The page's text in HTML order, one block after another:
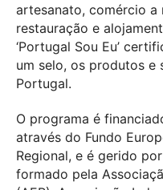
artesanato, comércio a
restauração e
‘Portugal Sou Eu’
um selo, os produtos e
Portugal.
O programa é
através do Fundo
Regional, e é gerido
formado pela